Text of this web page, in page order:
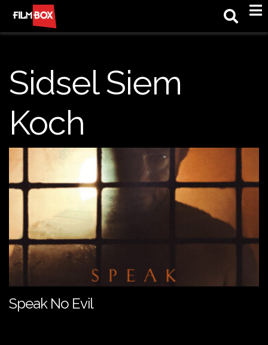
Sidsel Siem
Koch
Speak No Evil